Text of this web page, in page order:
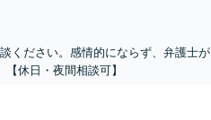
ください。感情的にならず、弁護士が
休日・夜間相談可】